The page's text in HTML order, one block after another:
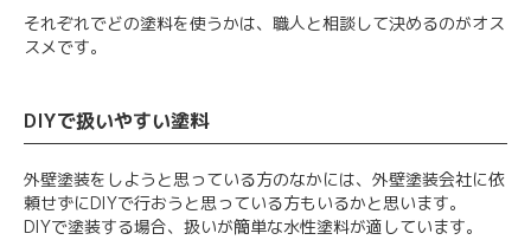
それぞれでどの塗料を使うかは、職人と相談して決めるのがオス
スメです。
DIYで扱いやすい塗料
外壁塗装をしようと思っている方のなかには、外壁塗装会社に依
頼せずにDIYで行おうと思っている方もいるかと思います。
DIYで塗装する場合、扱いが簡単な水性塗料が適しています。